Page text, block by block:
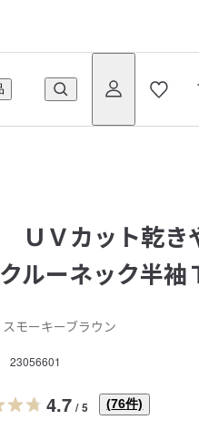
ＵＶカット乾き
ルーネック半袖
モーキーブラウン
23056601
4.7 / 5 (76件)